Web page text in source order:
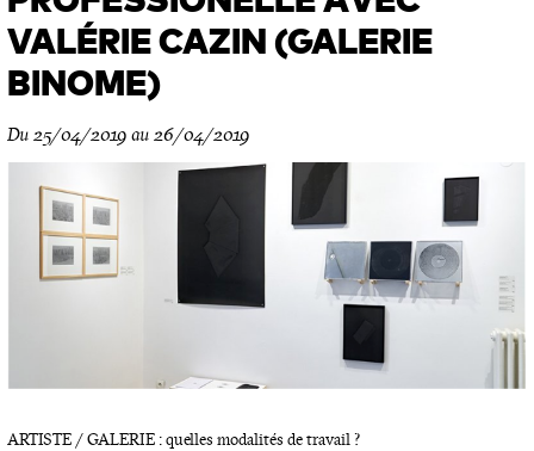
VALÉRIE CAZIN (GALERIE
BINOME)
Du 25/04/2019 au 26/04/2019
ARTISTE / GALERIE : quelles modalités de travail ?